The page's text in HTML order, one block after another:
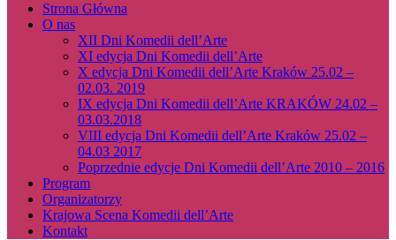
Strona Główna
O nas
XII Dni Komedii dell’Arte
XI edycja Dni Komedii dell’Arte
X edycja Dni Komedii dell’Arte Kraków 25.02 –
02.03. 2019
IX edycja Dni Komedii dell’Arte KRAKÓW 24.02 –
03.03.2018
VIII edycja Dni Komedii dell’Arte Kraków 25.02 –
04.03 2017
Poprzednie edycje Dni Komedii dell’Arte 2010 – 2016
Program
Organizatorzy
Krajowa Scena Komedii dell’Arte
Kontakt